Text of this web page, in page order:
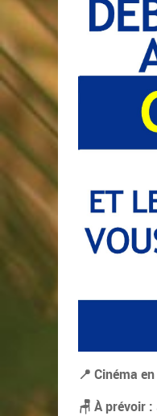
📍 Cinéma
🪑 À prévoir :